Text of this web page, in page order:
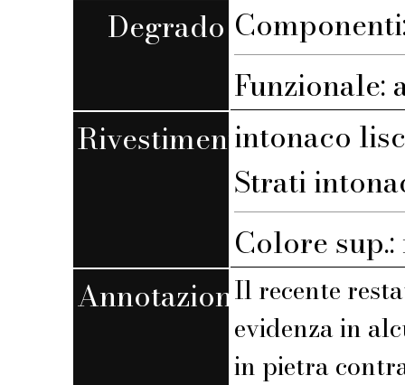
Degrado
Funzionale:
Rivestimentointonaco
Strati
Colore
AnnotazioniIl recente
evidenza in
in pietra